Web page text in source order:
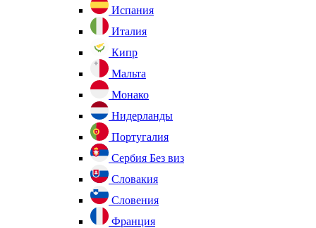
Испания
Италия
Кипр
Мальта
Монако
Нидерланды
Португалия
Сербия Без виз
Словакия
Словения
Франция